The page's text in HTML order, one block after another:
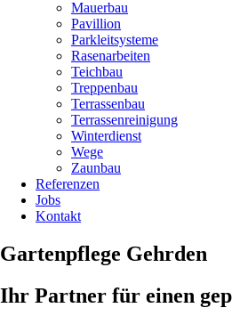
Mauerbau
Pavillion
Parkleitsysteme
Rasenarbeiten
Teichbau
Treppenbau
Terrassenbau
Terrassenreinigung
Winterdienst
Wege
Zaunbau
Referenzen
Jobs
Kontakt
Gartenpflege Gehrden
Ihr Partner für einen